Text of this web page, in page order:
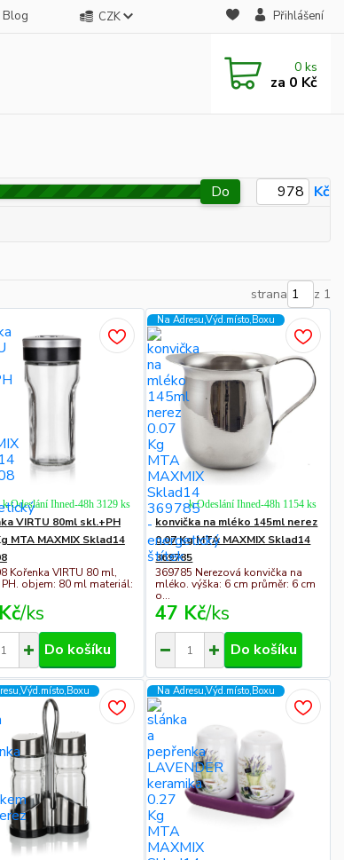
Blog CZK Přihlášení
0 ks
za 0 Kč
Do Kč
strana z 1
VIRTU 80ml skl.+PH
MTA MAXMIX Sklad14
Kořenka VIRTU 80 ml,
PH. objem: 80 ml materiál:
/ks
k Odeslání Ihned-48h 3129 ks
Do košíku
Na Adresu,Výd.místo,Boxu
konvička na mléko 145ml nerez
0.07 Kg MTA MAXMIX Sklad14
369785
369785 Nerezová konvička na
mléko. výška: 6 cm průměr: 6 cm
o...
47 Kč/ks
k Odeslání Ihned-48h 1154 ks
Do košíku
Na Adresu,Výd.místo,Boxu